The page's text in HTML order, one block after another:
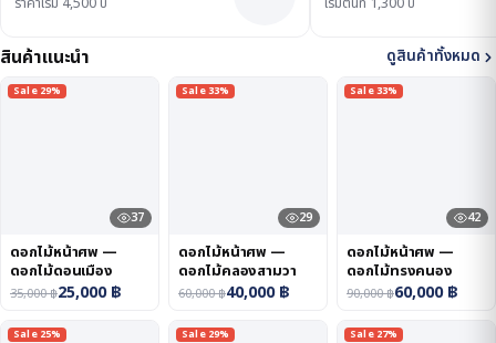
สินค้าแนะนำ ดูสินค้าทั้งหมด
Sale 29%
37
ดอกไม้หน้าศพ —
ดอกไม้ดอนเมือง
35,000฿25,000฿
Sale 33%
29
ดอกไม้หน้าศพ —
ดอกไม้คลองสามวา
60,000฿40,000฿
Sale 33%
42
ดอกไม้หน้าศพ —
ดอกไม้ทรงคนอง
90,000฿60,000฿
Sale 25% Sale 29% Sale 27%